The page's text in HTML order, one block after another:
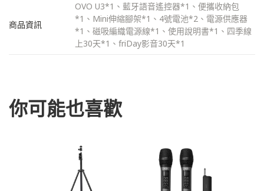
商品資訊
OVO U3*1、藍牙語音遙控器*1、便攜收納包
*1、Mini伸縮腳架*1、4號電池*2、電源供應器
*1、磁吸編織電源線*1、使用說明書*1、四季線
上30天*1、friDay影音30天*1
你可能也喜歡